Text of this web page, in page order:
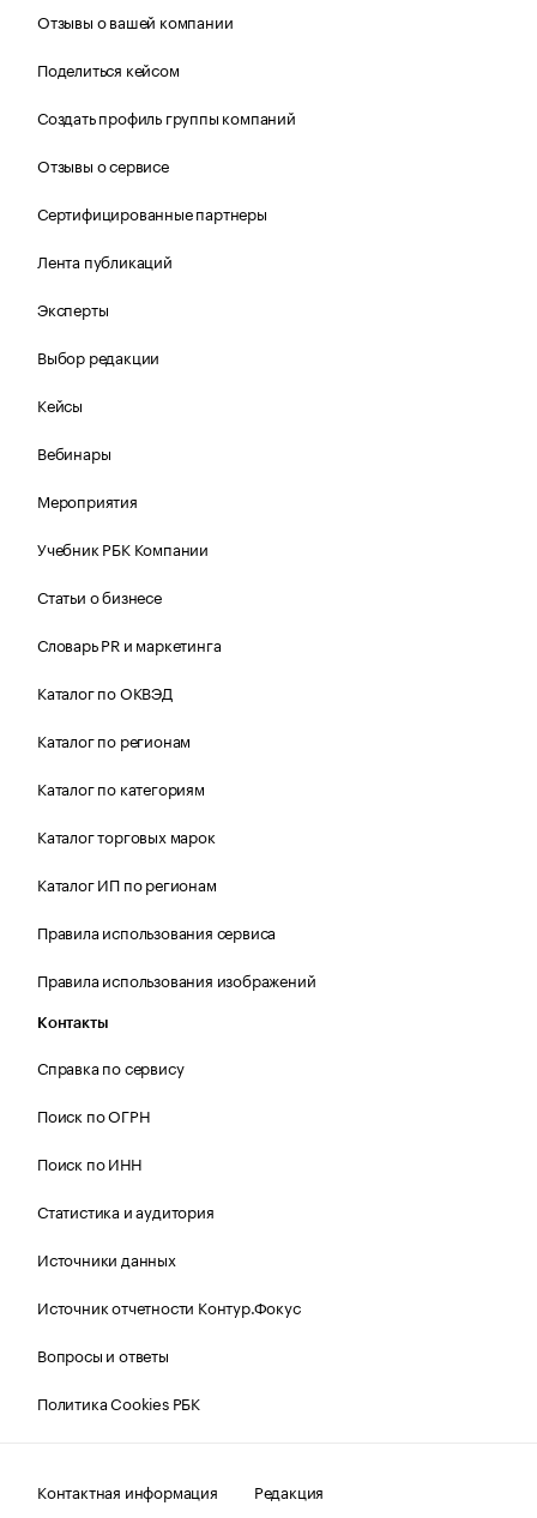
Отзывы о вашей компании
Поделиться кейсом
Создать профиль группы компаний
Отзывы о сервисе
Сертифицированные партнеры
Лента публикаций
Эксперты
Выбор редакции
Кейсы
Вебинары
Мероприятия
Учебник РБК Компании
Статьи о бизнесе
Словарь PR и маркетинга
Каталог по ОКВЭД
Каталог по регионам
Каталог по категориям
Каталог торговых марок
Каталог ИП по регионам
Правила использования сервиса
Правила использования изображений
Контакты
Справка по сервису
Поиск по ОГРН
Поиск по ИНН
Статистика и аудитория
Источники данных
Источник отчетности Контур.Фокус
Вопросы и ответы
Политика Cookies РБК
Контактная информация Редакция